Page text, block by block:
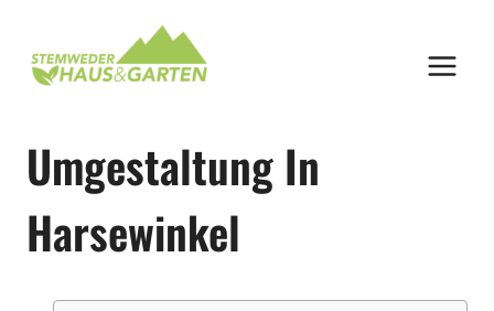
springen
Umgestaltung In
Harsewinkel